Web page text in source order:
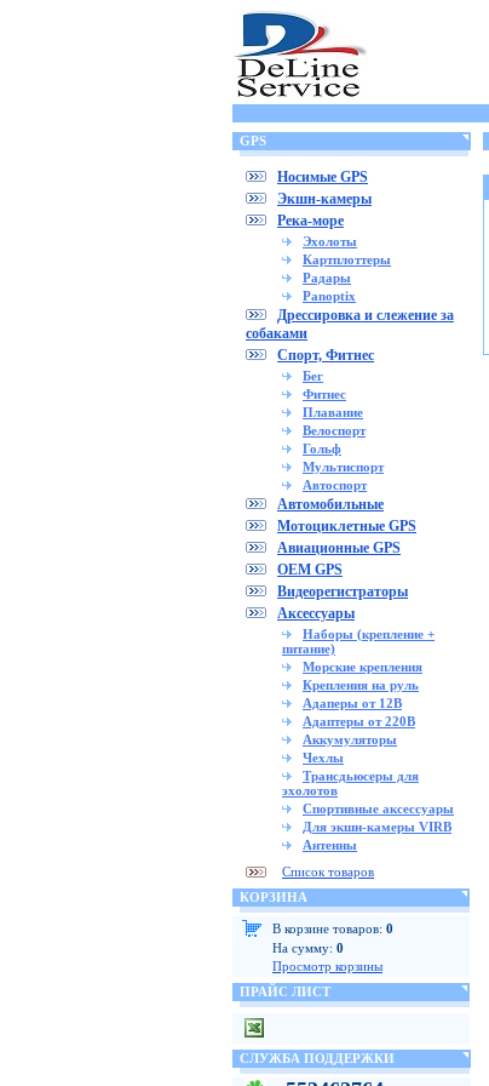
GPS
Носимые GPS
Экшн-камеры
Река-море
Эхолоты
Картплоттеры
Радары
Panoptix
Дрессировка и слежение за
собаками
Спорт, Фитнес
Бег
Фитнес
Плавание
Велоспорт
Гольф
Мультиспорт
Автоспорт
Автомобильные
Мотоциклетные GPS
Авиационные GPS
OEM GPS
Видеорегистраторы
Аксессуары
Наборы (крепление +
питание)
Морские крепления
Крепления на руль
Адаперы от 12В
Адаптеры от 220В
Аккумуляторы
Чехлы
Трансдьюсеры для
эхолотов
Спортивные аксессуары
Для экшн-камеры VIRB
Антенны
Список товаров
КОРЗИНА
В корзине товаров: 0
На сумму: 0
Просмотр корзины
ПРАЙС ЛИСТ
СЛУЖБА ПОДДЕРЖКИ